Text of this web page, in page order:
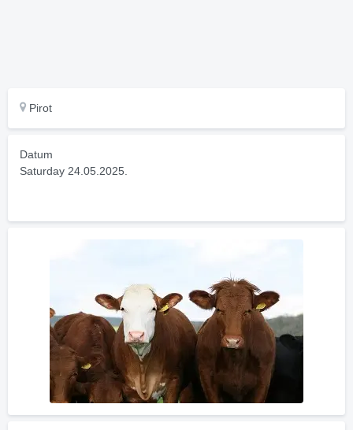
Pirot
Datum
Saturday 24.05.2025.